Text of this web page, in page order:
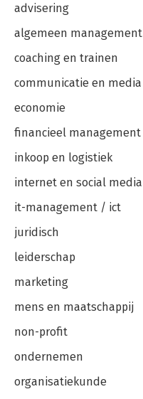
advisering
algemeen management
coaching en trainen
communicatie en media
economie
financieel management
inkoop en logistiek
internet en social media
it-management / ict
juridisch
leiderschap
marketing
mens en maatschappij
non-profit
ondernemen
organisatiekunde